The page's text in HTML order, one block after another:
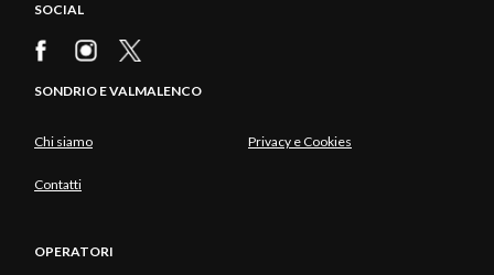
SOCIAL
SONDRIO E VALMALENCO
Chi siamo Privacy e Cookies
Contatti
OPERATORI